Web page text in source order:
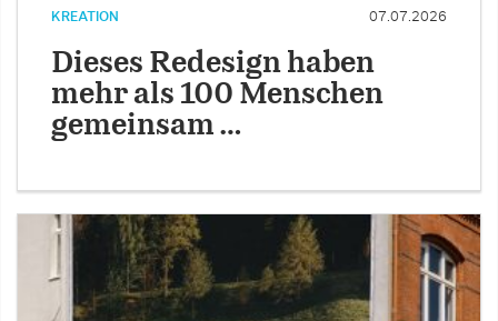
KREATION 07.07.2026
Dieses Redesign haben
mehr als 100 Menschen
gemeinsam …